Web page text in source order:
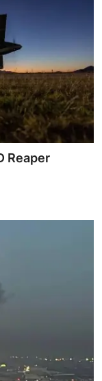
Reaper